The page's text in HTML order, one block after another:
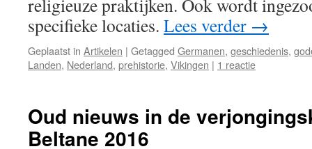
religieuze praktijken. Ook wordt
specifieke locaties. Lees verder →
Geplaatst in Artikelen | Getagged Germanen, geschiedenis,
Landen, Nederland, prehistorie, Vikingen | 1 reactie
Oud nieuws in de
Beltane 2016